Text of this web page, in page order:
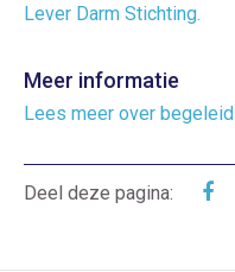
Lever Darm Stichting.
Meer informatie
Lees meer over
Deel deze pagina: